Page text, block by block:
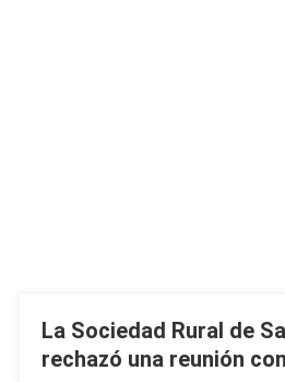
La Sociedad Rural de
rechazó una reunión